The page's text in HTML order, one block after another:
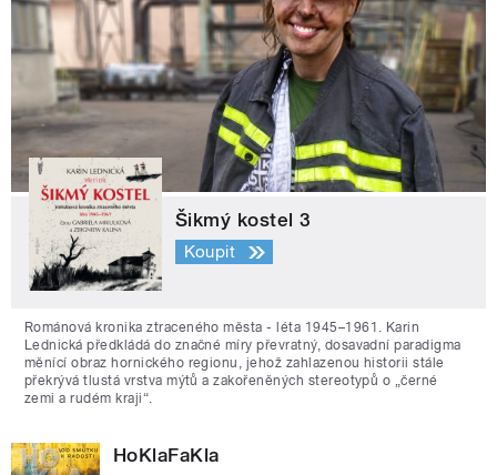
Šikmý kostel 3
Koupit
Románová kronika ztraceného města - léta 1945–1961. Karin
Lednická předkládá do značné míry převratný, dosavadní paradigma
měnící obraz hornického regionu, jehož zahlazenou historii stále
překrývá tlustá vrstva mýtů a zakořeněných stereotypů o „černé
zemi a rudém kraji“.
HoKlaFaKla